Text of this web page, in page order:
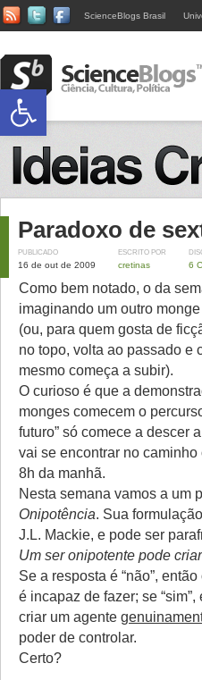
ScienceBlogs Brasil
Paradoxo de
PUBLICADO
16 de out de 2009
ESCRITO POR
cretinas 6
Como bem notado, o da
imaginando um outro
(ou, para quem gosta de
no topo, volta ao passado e
mesmo começa a subir).
O curioso é que a
monges comecem o
futuro” só comece a descer
vai se encontrar no caminho
8h da manhã.
Nesta semana vamos a um
Onipotência. Sua
J.L. Mackie, e pode ser
Um ser onipotente pode
Se a resposta é “não”,
é incapaz de fazer; se “sim”,
criar um agente
poder de controlar.
Certo?
Abrir a barra